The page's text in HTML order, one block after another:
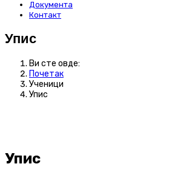
Документа
Контакт
Упис
Ви сте овде:
Почетак
Ученици
Упис
Упис